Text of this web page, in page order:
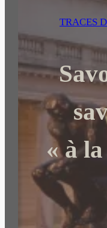
r
c
h
r
TRACES
« à